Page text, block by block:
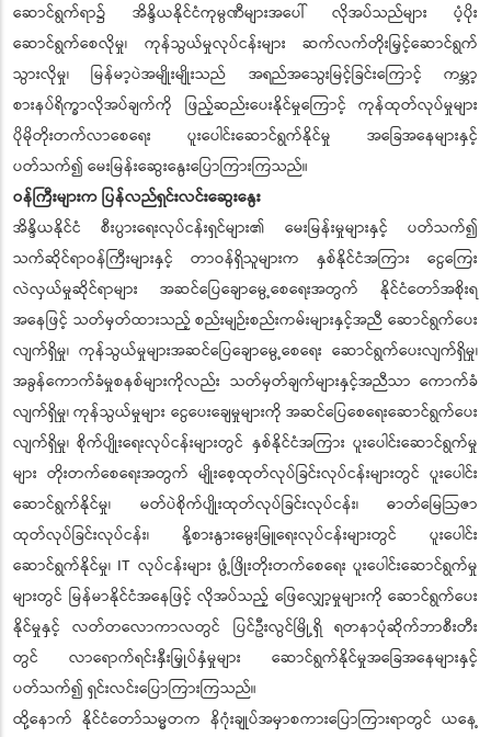
ဆောင်ရွက်ရာ၌ အိန္ဒိယနိုင်ငံကုမ္ပဏီများအပေါ် လိုအပ်သည်များ ပံ့ပိုး
ဆောင်ရွက်စေလိုမှု၊ ကုန်သွယ်မှုလုပ်ငန်းများ ဆက်လက်တိုးမြှင့်ဆောင်ရွက်
သွားလိုမှု၊ မြန်မာ့ပဲအမျိုးမျိုးသည် အရည်အသွေးမြင့်ခြင်းကြောင့် ကမ္ဘာ့
စားနပ်ရိက္ခာလိုအပ်ချက်ကို ဖြည့်ဆည်းပေးနိုင်မှုကြောင့် ကုန်ထုတ်လုပ်မှုများ
ပိုမိုတိုးတက်လာစေရေး ပူးပေါင်းဆောင်ရွက်နိုင်မှု အခြေအနေများနှင့်
ပတ်သက်၍ မေးမြန်းဆွေးနွေးပြောကြားကြသည်။
ဝန်ကြီးများက ပြန်လည်ရှင်းလင်းဆွေးနွေး
အိန္ဒိယနိုင်ငံ စီးပွားရေးလုပ်ငန်းရှင်များ၏ မေးမြန်းမှုများနှင့် ပတ်သက်၍
သက်ဆိုင်ရာဝန်ကြီးများနှင့် တာဝန်ရှိသူများက နှစ်နိုင်ငံအကြား ငွေကြေး
လဲလှယ်မှုဆိုင်ရာများ အဆင်ပြေချောမွေ့စေရေးအတွက် နိုင်ငံတော်အစိုးရ
အနေဖြင့် သတ်မှတ်ထားသည့် စည်းမျဉ်းစည်းကမ်းများနှင့်အညီ ဆောင်ရွက်ပေး
လျက်ရှိမှု၊ ကုန်သွယ်မှုများအဆင်ပြေချောမွေ့စေရေး ဆောင်ရွက်ပေးလျက်ရှိမှု၊
အခွန်ကောက်ခံမှုစနစ်များကိုလည်း သတ်မှတ်ချက်များနှင့်အညီသာ ကောက်ခံ
လျက်ရှိမှု၊ ကုန်သွယ်မှုများ ငွေပေးချေမှုများကို အဆင်ပြေစေရေးဆောင်ရွက်ပေး
လျက်ရှိမှု၊ စိုက်ပျိုးရေးလုပ်ငန်းများတွင် နှစ်နိုင်ငံအကြား ပူးပေါင်းဆောင်ရွက်မှု
များ တိုးတက်စေရေးအတွက် မျိုးစေ့ထုတ်လုပ်ခြင်းလုပ်ငန်းများတွင် ပူးပေါင်း
ဆောင်ရွက်နိုင်မှု၊ မတ်ပဲစိုက်ပျိုးထုတ်လုပ်ခြင်းလုပ်ငန်း၊ ဓာတ်မြေဩဇာ
ထုတ်လုပ်ခြင်းလုပ်ငန်း၊ နို့စားနွားမွေးမြူရေးလုပ်ငန်းများတွင် ပူးပေါင်း
ဆောင်ရွက်နိုင်မှု၊ IT လုပ်ငန်းများ ဖွံ့ဖြိုးတိုးတက်စေရေး ပူးပေါင်းဆောင်ရွက်မှု
များတွင် မြန်မာနိုင်ငံအနေဖြင့် လိုအပ်သည့် ဖြေလျှော့မှုများကို ဆောင်ရွက်ပေး
နိုင်မှုနှင့် လတ်တလောကာလတွင် ပြင်ဦးလွင်မြို့ရှိ ရတနာပုံဆိုက်ဘာစီးတီး
တွင် လာရောက်ရင်းနှီးမြှုပ်နှံမှုများ ဆောင်ရွက်နိုင်မှုအခြေအနေများနှင့်
ပတ်သက်၍ ရှင်းလင်းပြောကြားကြသည်။
ထို့နောက် နိုင်ငံတော်သမ္မတက နိဂုံးချုပ်အမှာစကားပြောကြားရာတွင် ယနေ့